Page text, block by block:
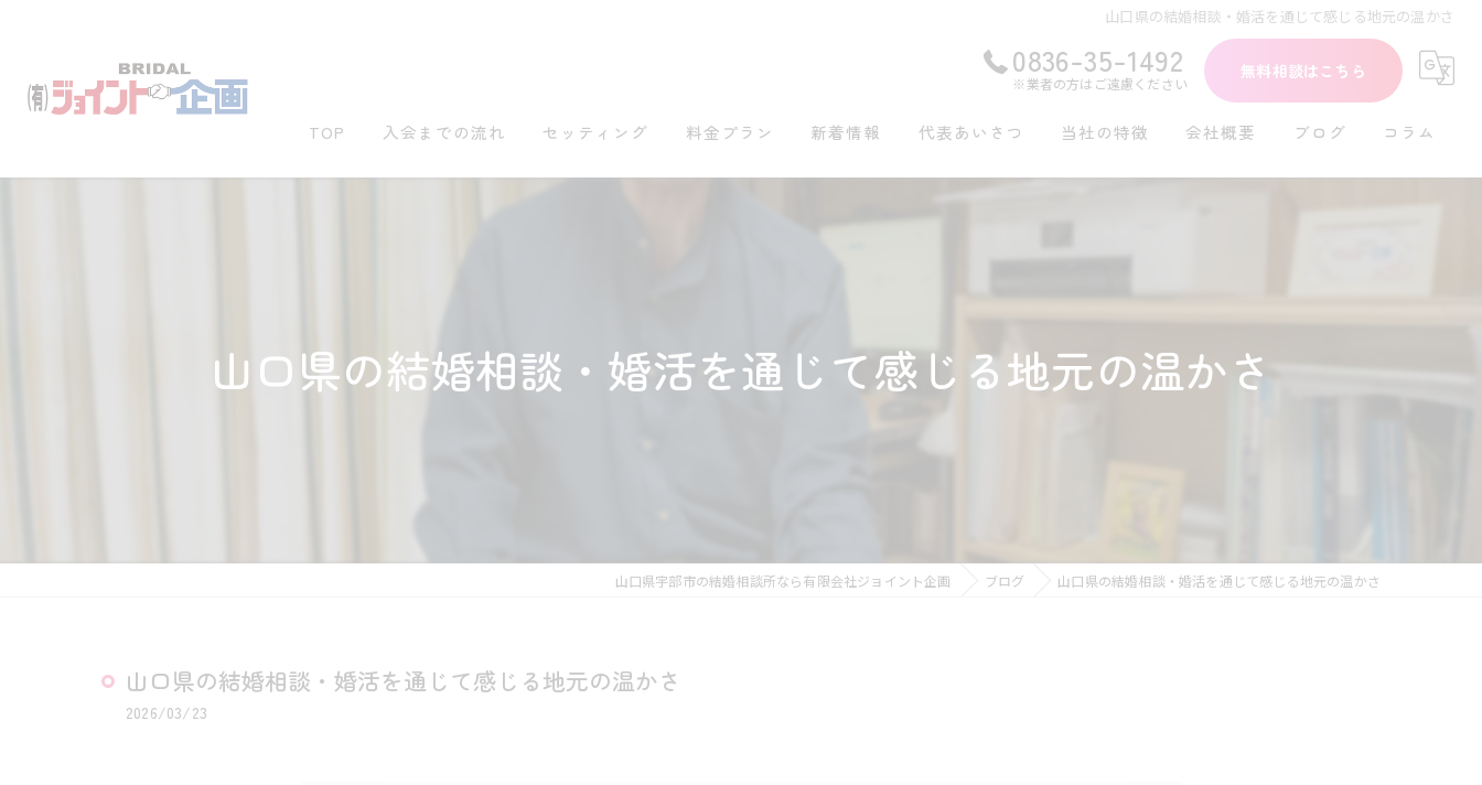
山口県の結婚相談・婚活を通じて感じる地元の温かさ
0836-35-1492
※業者の方はご遠慮ください
無料相談はこちら
TOP 入会までの流れ セッティング 料金プラン 新着情報 代表あいさつ 当社の特徴
30代
再婚
会社概要 ブログ コラム
山口県の結婚相談・婚活を通じて感じる地元の温かさ
山口県宇部市の結婚相談所なら有限会社ジョイント企画 ブログ 山口県の結婚相談・婚活を通じて感じる地元の温かさ
山口県の結婚相談・婚活を通じて感じる地元の温かさ
2026/03/23